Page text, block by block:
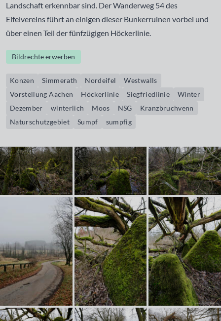
Landschaft erkennbar sind. Der Wanderweg 54 des
Eifelvereins führt an einigen dieser Bunkerruinen vorbei und
über einen Teil der fünfzügigen Höckerlinie.
Bildrechte erwerben
Konzen Simmerath Nordeifel
Westwalls
Vorstellung Aachen
Höckerlinie Siegfriedlinie
Winter
Dezember
winterlich Moos NSG
Kranzbruchvenn
Naturschutzgebiet
Sumpf sumpfig